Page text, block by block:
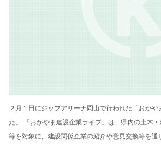
２月１日にジップアリーナ岡山で行われた「おか
た。 「おかやま建設企業ライブ」は、県内の土木
等を対象に、建設関係企業の紹介や意見交換等を